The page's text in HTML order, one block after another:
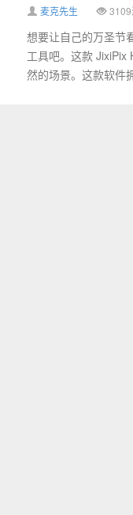
麦克先生 3109
想要让自己的万圣节
工具吧。这款 JixiPix
然的场景。这款软件